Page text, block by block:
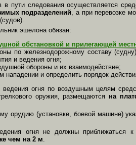
в пути следования осуществляется
подразделений , а при перевозке
эшелона обязан:
обстановкой и прилегающей
по железнодорожному составу
и ведения огня;
обороны и их взаимодей­ствие;
нападении и определить порядок
огня по воздушным целям
оружия, размещаются на
орудию (установке, бое­вой машине)
огня не должны прибли­жаться
чем на 2 м.